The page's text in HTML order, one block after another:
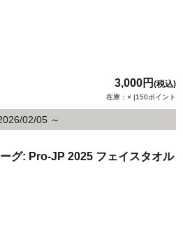
3,000円 (税込)
在庫：× |150ポイント
02/05 ～
グ: Pro-JP 2025 フェイスタオル